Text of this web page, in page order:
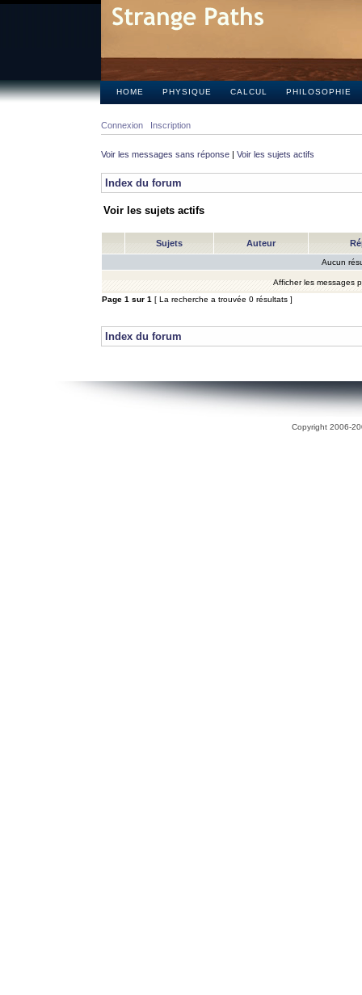
HOME PHYSIQUE CALCUL PHILOSOPHIE
Connexion Inscription
Voir les messages sans réponse | Voir les sujets actifs
Index du forum
Voir les sujets actifs
Sujets Auteur
Aucun
Afficher les messages
Page 1 sur 1 [ La recherche a trouvée 0 résultats ]
Index du forum
Copyright 2006-